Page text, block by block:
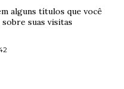
alguns títulos que você
suas visitas